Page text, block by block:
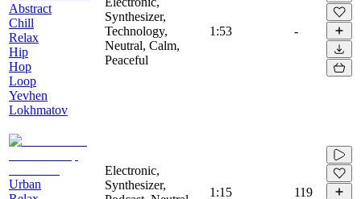
Abstract
Chill
Relax
Hip
Hop
Loop
Yevhen
Lokhmatov
Synthesizer,
Technology,
Neutral, Calm,
Peaceful
1:53 -
Urban
Electronic,
Synthesizer,
1:15 119